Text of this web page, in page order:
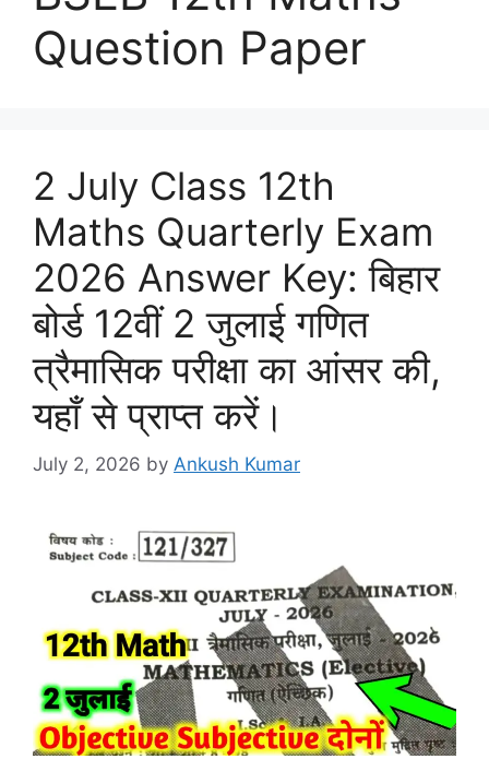
Question Paper
2 July Class 12th
Maths Quarterly Exam
2026 Answer Key: बिहार
बोर्ड 12वीं 2 जुलाई गणित
त्रैमासिक परीक्षा का आंसर की,
यहाँ से प्राप्त करें।
July 2, 2026 by Ankush Kumar